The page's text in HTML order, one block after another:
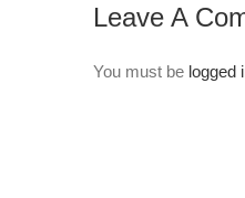
Leave A
You must be logged